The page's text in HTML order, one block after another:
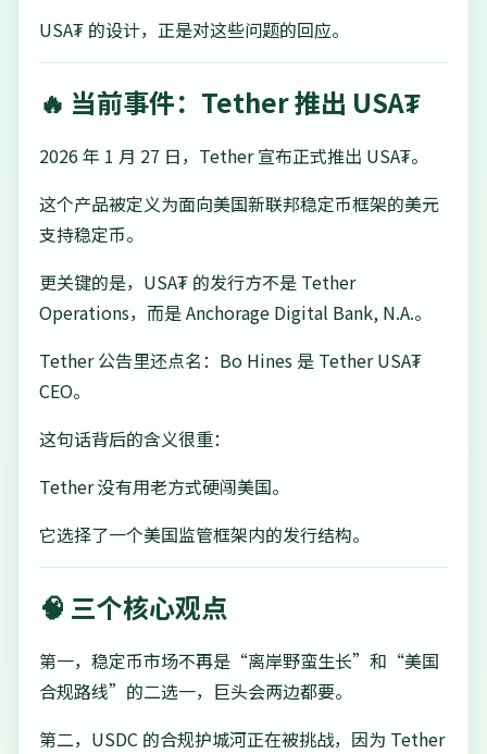
USA₮ 的设计，正是对这些问题的回应。
🔥 当前事件：Tether 推出 USA₮
2026 年 1 月 27 日，Tether 宣布正式推出 USA₮。
这个产品被定义为面向美国新联邦稳定币框架的美元
支持稳定币。
更关键的是，USA₮ 的发行方不是 Tether
Operations，而是 Anchorage Digital Bank, N.A.。
Tether 公告里还点名：Bo Hines 是 Tether USA₮
CEO。
这句话背后的含义很重：
Tether 没有用老方式硬闯美国。
它选择了一个美国监管框架内的发行结构。
🧠 三个核心观点
第一，稳定币市场不再是“离岸野蛮生长”和“美国
合规路线”的二选一，巨头会两边都要。
第二，USDC 的合规护城河正在被挑战，因为 Tether